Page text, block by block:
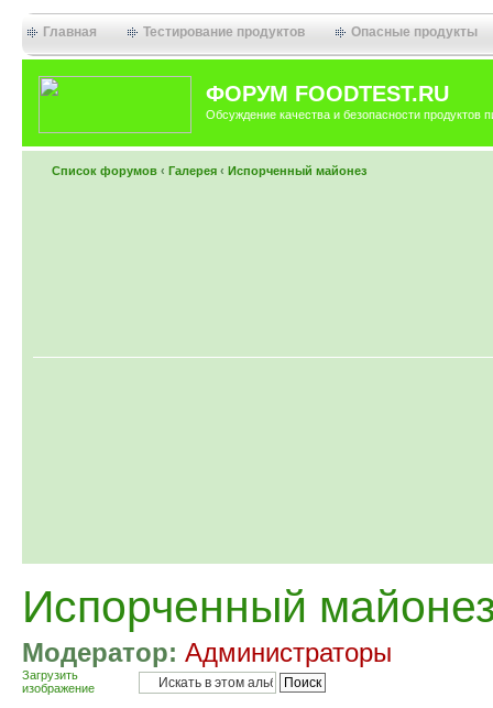
Главная Тестирование продуктов Опасные продукты
ФОРУМ FOODTEST.RU
Обсуждение качества и безопасности продуктов
Список форумов ‹ Галерея ‹ Испорченный майонез
Испорченный
Модератор: Администраторы
Загрузить
изображение